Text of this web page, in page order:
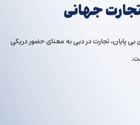
جهانی
پایان، تجارت در دبى به معناى حضور دریکى